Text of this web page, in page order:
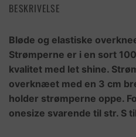
BESKRIVELSE
Bløde og elastiske
Strømperne er i en sort
kvalitet med let shine.
overknæet med en 3 cm
holder strømperne oppe.
onesize svarende til str. S